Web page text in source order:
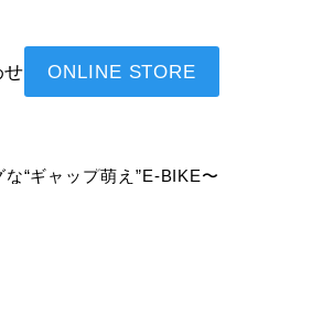
せ ONLINE STORE
“ギャップ萌え”E-BIKE〜